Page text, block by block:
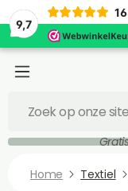
9,7
Home Textiel